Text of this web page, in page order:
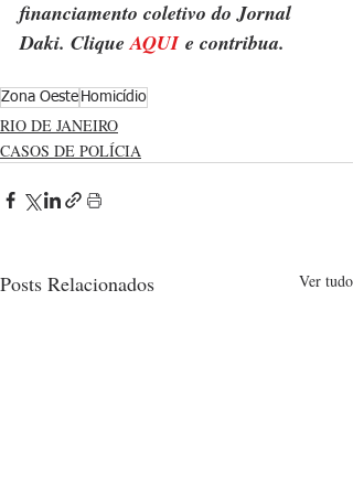
financiamento coletivo do Jornal
Daki. Clique AQUI e contribua.
Zona Oeste Homicídio
RIO DE JANEIRO
CASOS DE POLÍCIA
Posts Relacionados Ver tudo